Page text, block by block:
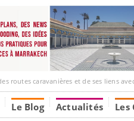
et de ses liens avec l’Afrique de
Le Blog Actualités Les